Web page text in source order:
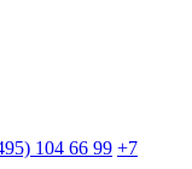
104 66 99 +7